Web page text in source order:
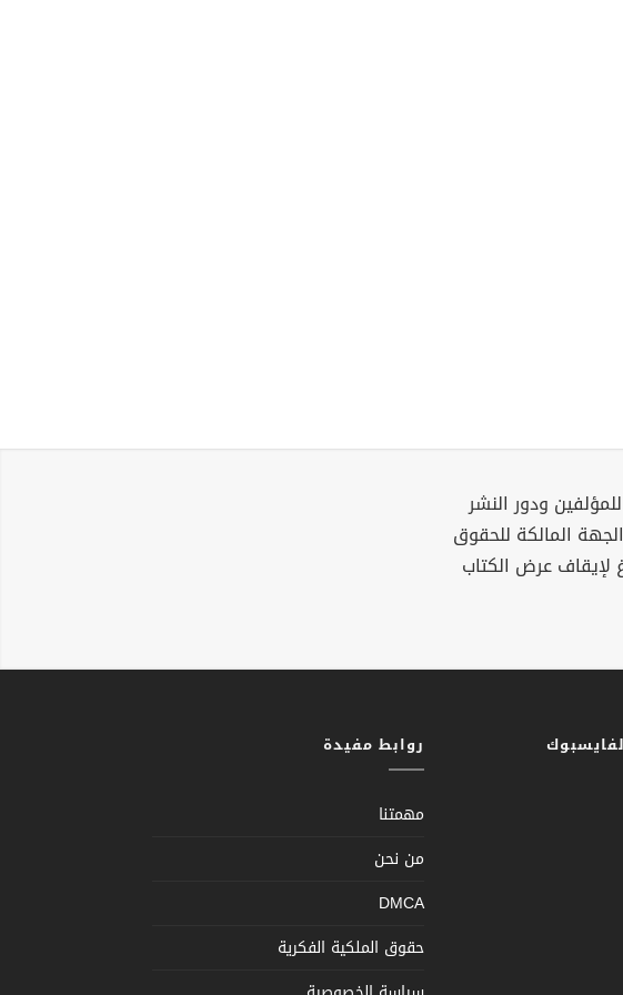
ودور النشر
المالكة للحقوق
لإيقاف عرض الكتاب
روابط مفيدة
مهمتنا
من نحن
DMCA
حقوق الملكية الفكرية